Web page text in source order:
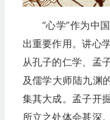
“心学”作为中
出重要作用。讲心
从孔子的仁学、孟
及儒学大师陆九渊
集其大成。孟子开
所立之处体会甚深